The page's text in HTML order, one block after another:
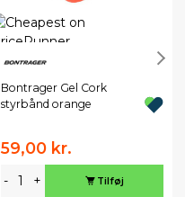
Bontrager Gel Cork
styrbånd orange
59,00 kr.
- + Tilføj